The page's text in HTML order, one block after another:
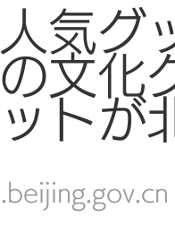
気グ
文化
トが